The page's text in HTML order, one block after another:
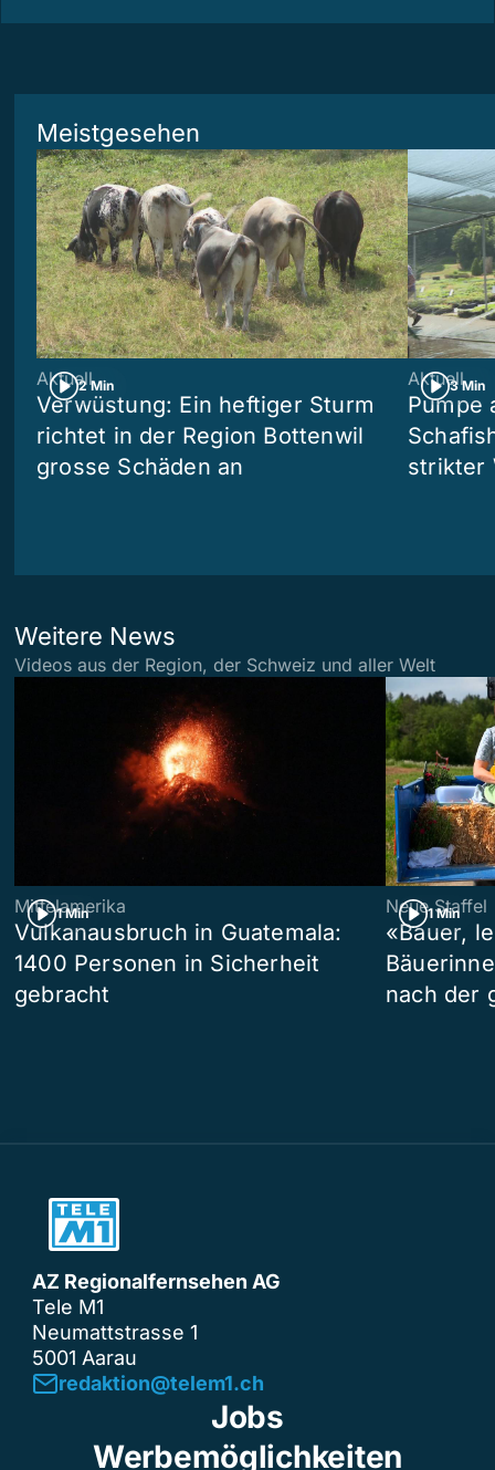
Meistgesehen
2 Min
Aktuell
Verwüstung: Ein heftiger Sturm
richtet in der Region Bottenwil
grosse Schäden an
3 Min
Aktuell
Pumpe
strikter
Weitere News
Videos aus der Region, der Schweiz und aller Welt
1 Min
Mittelamerika
Vulkanausbruch in Guatemala:
1400 Personen in Sicherheit
gebracht
1 Min
Neue Staffel
«Bauer,
nach der
AZ Regionalfernsehen AG
Tele M1
Neumattstrasse 1
5001 Aarau
redaktion@telem1.ch
Jobs
Werbemöglichkeiten